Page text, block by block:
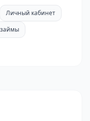
Личный кабинет